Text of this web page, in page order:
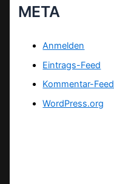
META
Anmelden
Eintrags-Feed
Kommentar-Feed
WordPress.org